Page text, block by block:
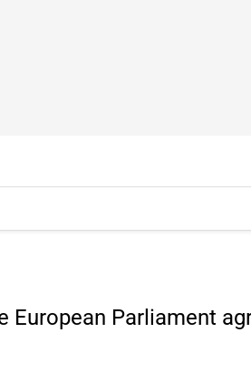
European Parliament